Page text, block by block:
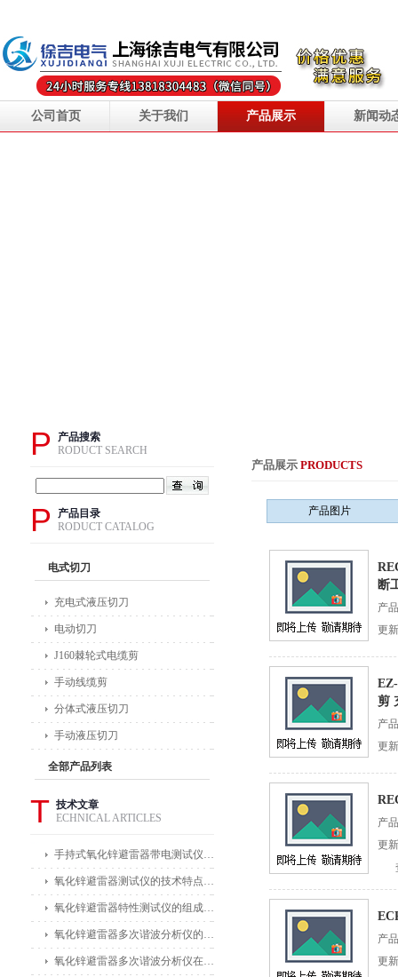
公司首页 关于我们 产品展示 新闻动
P
产品搜索
RODUCT SEARCH
P
产品目录
RODUCT CATALOG
电式切刀
充电式液压切刀
电动切刀
J160棘轮式电缆剪
手动线缆剪
分体式液压切刀
手动液压切刀
全部产品列表
T 技术文章
ECHNICAL ARTICLES
手持式氧化锌避雷器带电测试仪能在不拆卸避雷器的情况下进行带电测试
氧化锌避雷器测试仪的技术特点体现在哪些方面？
氧化锌避雷器特性测试仪的组成部分及其作用
氧化锌避雷器多次谐波分析仪的主要功能及应用领域
氧化锌避雷器多次谐波分析仪在电力公司和变电站中的应用
产品展示 PRODUCTS
产品图片
断
产
更
剪
产
更
产
更
产
更